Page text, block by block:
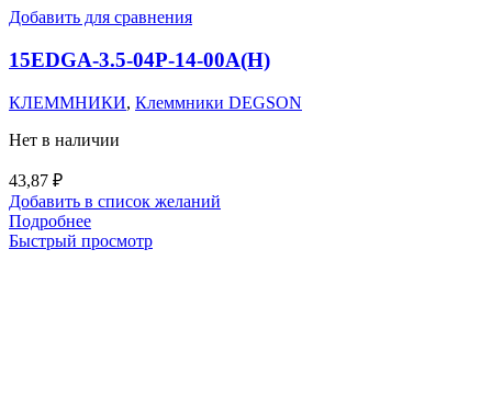
Добавить для сравнения
15EDGA-3.5-04P-14-00A(H)
КЛЕММНИКИ, Клеммники DEGSON
Нет в наличии
43,87 ₽
Добавить в список желаний
Подробнее
Быстрый просмотр